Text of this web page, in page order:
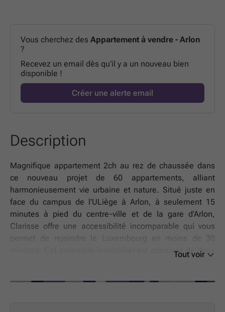
Vous cherchez des Appartement à vendre - Arlon
?
Recevez un email dès qu’il y a un nouveau bien
disponible !
Créer une alerte email
Description
Magnifique appartement 2ch au rez de chaussée dans
ce nouveau projet de 60 appartements, alliant
harmonieusement vie urbaine et nature. Situé juste en
face du campus de l’ULiège à Arlon, à seulement 15
minutes à pied du centre-ville et de la gare d’Arlon,
Clarisse offre une accessibilité incomparable qui vous
permet de rejoindre le Luxembourg en moins de 30
minutes. Cet ensemble immobilier est composé de deux
Tout voir